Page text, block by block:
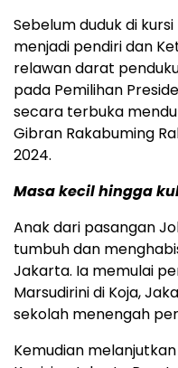
Sebelum duduk di
menjadi pendiri dan
relawan darat
pada Pemilihan
secara terbuka
Gibran Rakabuming
2024.
Masa kecil hingga
Anak dari pasangan
tumbuh dan
Jakarta. Ia memulai
Marsudirini di Koja,
sekolah menengah
Kemudian